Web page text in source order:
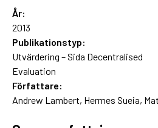
År:
2013
Publikationstyp:
Utvärdering – Sida Decentralised
Evaluation
Författare:
Andrew Lambert, Hermes Sueia,